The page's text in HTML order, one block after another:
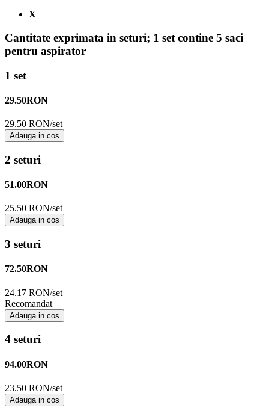
X
Cantitate exprimata in seturi; 1 set contine 5 saci
pentru aspirator
1 set
29.50RON
29.50 RON/set
Adauga in cos
2 seturi
51.00RON
25.50 RON/set
Adauga in cos
3 seturi
72.50RON
24.17 RON/set
Recomandat
Adauga in cos
4 seturi
94.00RON
23.50 RON/set
Adauga in cos